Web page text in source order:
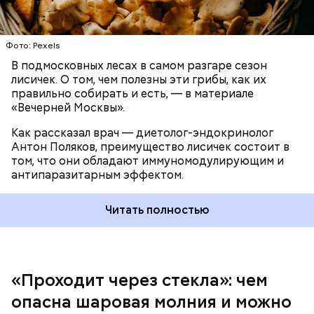
Фото: Pexels
В подмосковных лесах в самом разгаре сезон
лисичек. О том, чем полезны эти грибы, как их
правильно собирать и есть, — в материале
«Вечерней Москвы».
Как рассказал врач — диетолог-эндокринолог
Антон Поляков, преимущество лисичек состоит в
том, что они обладают иммуномодулирующим и
антипаразитарным эффектом.
Читать полностью
«Проходит через стекла»: чем
опасна шаровая молния и можно
Среднее время жизни молнии (маленькой и
При встрече с шаровой молнией важно не
паниковать, подчеркнул Бычков:
«Грязная» зона: возможна ли
жизнь в пострадавших от
Чернобыльской аварии районах
В Припяти он проработал восемь суток. В его
задачу входило измерение уровня радиации в
воздухе. Кроме того, Макеев участвовал в
эвакуации населения из города, которую, по его
мнению, нужно было делать раньше на несколько